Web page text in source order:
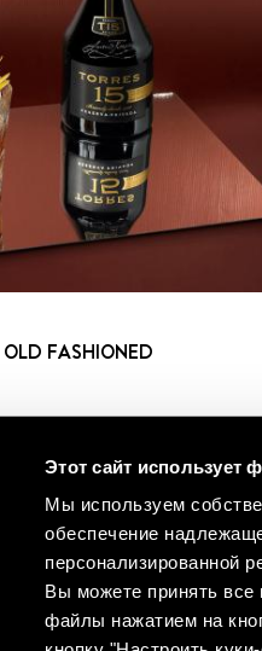
Этот сайт использует
Мы используем
обеспечение
персонализированной
Вы можете принять все
файлы нажатием на
OLD FASHIONED